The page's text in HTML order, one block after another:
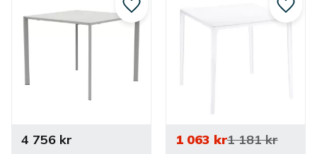
4 756kr
Lägg till i favoriter
1 063 kr1 181kr
Lägg